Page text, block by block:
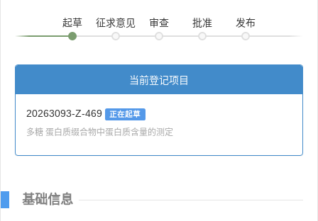
起草 征求意见 审查 批准 发布
当前登记项目
20263093-Z-469 正在起草
多糖 蛋白质缀合物中蛋白质含量的测定
基础信息